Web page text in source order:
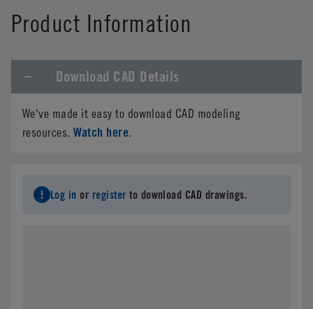
Product Information
Download CAD Details
We've made it easy to download CAD modeling
resources.Watch here.
Log in or register to download CAD drawings.